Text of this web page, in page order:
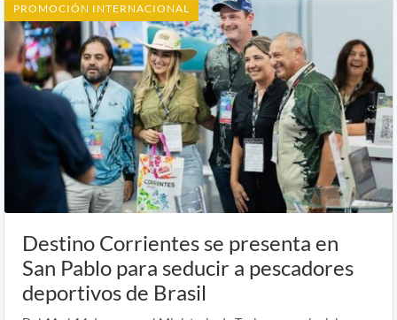
PROMOCIÓN INTERNACIONAL
Destino Corrientes se presenta en
San Pablo para seducir a pescadores
deportivos de Brasil